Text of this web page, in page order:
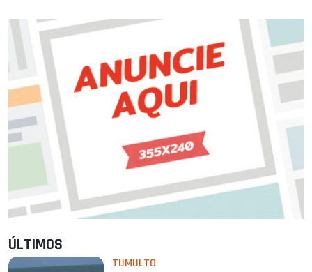
ÚLTIMOS
TUMULTO